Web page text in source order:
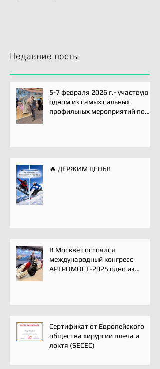
Недавние посты
5-7 февраля 2026 г.- участвую
одном из самых сильных
профильных мероприятий по
🔥 ДЕРЖИМ ЦЕНЫ!
В Москве состоялся
международный конгресс
АРТРОМОСТ-2025 одно из
реабилитации
Сертификат от Европейского
общества хирургии плеча и
локтя (SECEC)